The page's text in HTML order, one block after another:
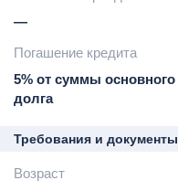
—
Погашение кредита
5% от суммы основного
долга
Требования и документы
Возраст